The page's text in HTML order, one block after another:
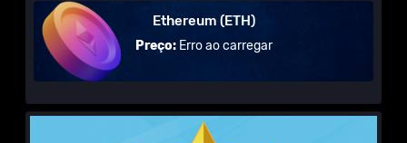
Ethereum (ETH)
Preço: Erro ao carregar